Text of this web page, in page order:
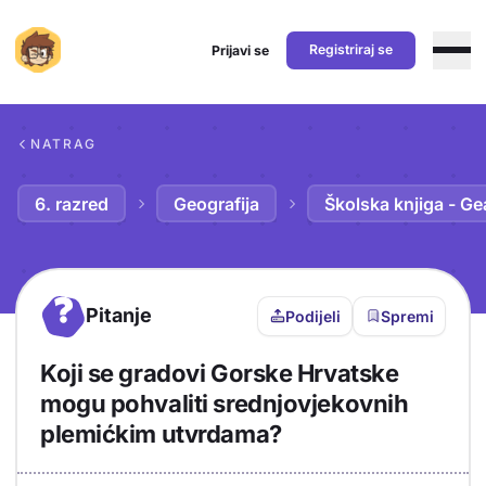
Prijavi se Registriraj se
NATRAG
6. razred Geografija Školska knjiga -
? Pitanje Podijeli Spremi
Koji se gradovi Gorske Hrvatske
mogu pohvaliti srednjovjekovnih
plemićkim utvrdama?